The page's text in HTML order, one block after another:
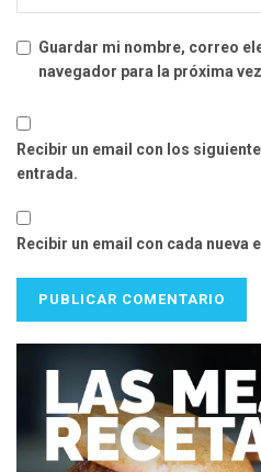
Guardar mi nombre, correo
navegador para la próxima
Recibir un email con los
entrada.
Recibir un email con cada nueva